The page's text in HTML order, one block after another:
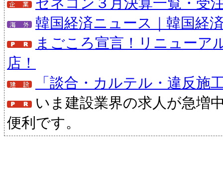
韓国経済ニュース｜韓国経
まごころ宣言！リニューア
店！
「談合・カルテル・違反施
いま建設業界の求人が急増
便利です。